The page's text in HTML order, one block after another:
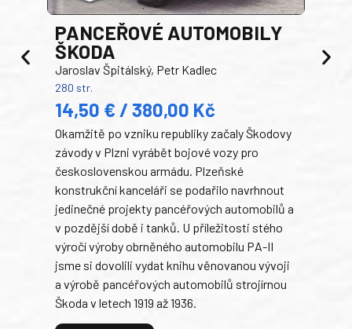
PANCEŘOVÉ AUTOMOBILY
ŠKODA
Jaroslav Špitálský, Petr Kadlec
280 str.
14,50 € / 380,00 Kč
Okamžitě po vzniku republiky začaly Škodovy
závody v Plzni vyrábět bojové vozy pro
československou armádu. Plzeňské
konstrukční kanceláři se podařilo navrhnout
jedinečné projekty pancéřových automobilů a
v pozdější době i tanků. U příležitosti stého
výročí výroby obrněného automobilu PA-II
jsme si dovolili vydat knihu věnovanou vývoji
a výrobě pancéřových automobilů strojírnou
Škoda v letech 1919 až 1936.